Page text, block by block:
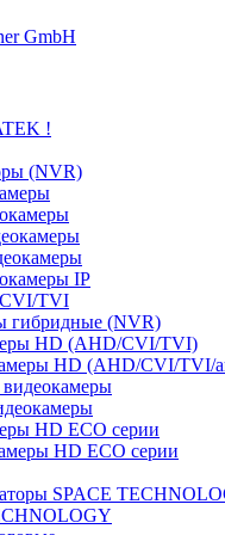
GmbH
!
(NVR)
IP
TVI
гибридные (NVR)
HD (AHD/CVI/TVI)
HD (AHD/CVI/TVI/
HD ECO серии
HD ECO серии
SPACE